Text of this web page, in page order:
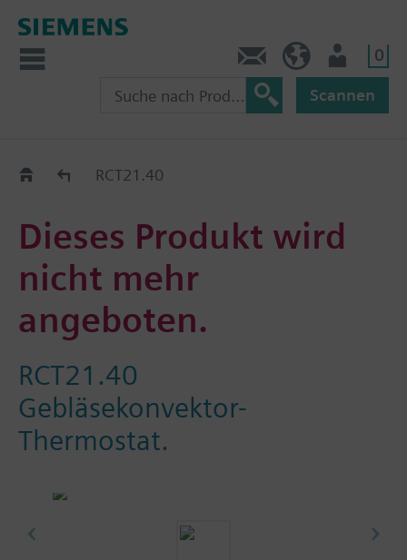
0
Scannen
Old2NewRCT21.40
Dieses Produkt wird
nicht mehr
angeboten.
RCT21.40
Gebläsekonvektor-
Thermostat.